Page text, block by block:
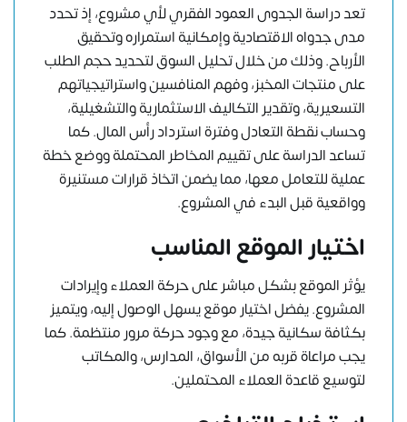
تعد دراسة الجدوى العمود الفقري لأي مشروع، إذ تحدد
مدى جدواه الاقتصادية وإمكانية استمراره وتحقيق
الأرباح. وذلك من خلال تحليل السوق لتحديد حجم الطلب
على منتجات المخبز، وفهم المنافسين واستراتيجياتهم
التسعيرية، وتقدير التكاليف الاستثمارية والتشغيلية،
وحساب نقطة التعادل وفترة استرداد رأس المال. كما
تساعد الدراسة على تقييم المخاطر المحتملة ووضع خطة
عملية للتعامل معها، مما يضمن اتخاذ قرارات مستنيرة
وواقعية قبل البدء في المشروع.
اختيار الموقع المناسب
يؤثر الموقع بشكل مباشر على حركة العملاء وإيرادات
المشروع. يفضل اختيار موقع يسهل الوصول إليه، ويتميز
بكثافة سكانية جيدة، مع وجود حركة مرور منتظمة. كما
يجب مراعاة قربه من الأسواق، المدارس، والمكاتب
لتوسيع قاعدة العملاء المحتملين.